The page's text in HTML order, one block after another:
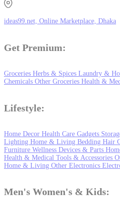
ideas99.net, Online Marketplace, Dhaka
Get Premium:
Groceries Herbs & Spices Laundry &
Chemicals Other Groceries Health &
Lifestyle:
Home Decor Health Care Gadgets
Lighting Home & Living Bedding Hair
Furniture Wellness Devices & Parts
Health & Medical Tools & Accessories
Home & Living Other Electronics
Men's Women's & Kids: